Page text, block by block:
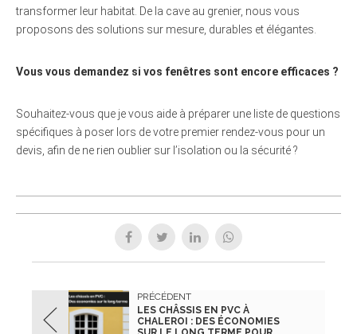
transformer leur habitat. De la cave au grenier, nous vous
proposons des solutions sur mesure, durables et élégantes.
Vous vous demandez si vos fenêtres sont encore efficaces ?
Souhaitez-vous que je vous aide à préparer une liste de questions
spécifiques à poser lors de votre premier rendez-vous pour un
devis, afin de ne rien oublier sur l’isolation ou la sécurité ?
PRÉCÉDENT
LES CHÂSSIS EN PVC À
CHALEROI : DES ÉCONOMIES